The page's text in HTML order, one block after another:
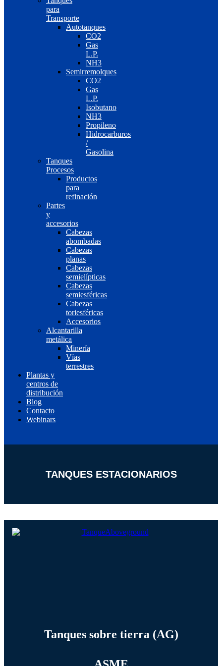
para
Transporte
Autotanques
CO2
Gas
L.P.
NH3
Semirremolques
CO2
Gas
L.P.
Isobutano
NH3
Propileno
Hidrocarburos
/
Gasolina
Tanques
Procesos
Productos
para
refinación
Partes
y
accesorios
Cabezas
abombadas
Cabezas
planas
Cabezas
semielípticas
Cabezas
semiesféricas
Cabezas
toriesféricas
Accesorios
Alcantarilla
metálica
Minería
Vías
terrestres
Plantas y
centros de
distribución
Blog
Contacto
Webinars
TANQUES ESTACIONARIOS
Tanques sobre tierra (AG)